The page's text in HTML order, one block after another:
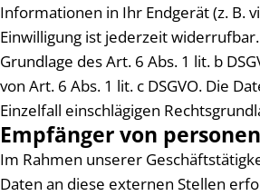
Informationen in Ihr Endgerät (z. B.
Einwilligung ist jederzeit
Grundlage des Art. 6 Abs. 1 lit. b
von Art. 6 Abs. 1 lit. c DSGVO. Die
Einzelfall einschlägigen
Empfänger von
Im Rahmen unserer
Daten an diese externen Stellen